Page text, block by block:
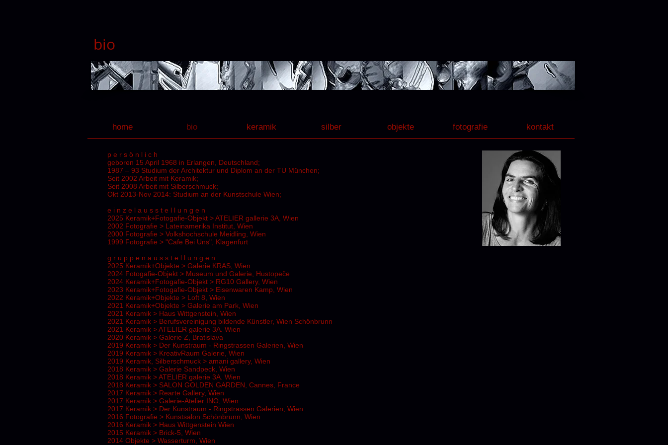
bio
p e r s ö n l i c h
geboren 15 April 1968 in Erlangen, Deutschland;
1987 – 93 Studium der Architektur und Diplom an der TU München;
Seit 2002 Arbeit mit Keramik;
Seit 2008 Arbeit mit Silberschmuck;
Okt 2013-Nov 2014: Studium an der Kunstschule Wien;
e i n z e l a u s s t e l l u n g e n
2025 Keramik+Fotogafie-Objekt > ATELIER gallerie 3A, Wien
2002 Fotografie > Lateinamerika Institut, Wien
2000 Fotografie > Volkshochschule Meidling, Wien
1999 Fotografie > "Cafe Bei Uns", Klagenfurt
g r u p p e n a u s s t e l l u n g e n
2025 Keramik+Objekte > Galerie KRAS, Wien
2024 Fotogafie-Objekt > Museum und Galerie, Hustopeče
2024 Keramik+Fotogafie-Objekt > RG10 Gallery, Wien
2023 Keramik+Fotogafie-Objekt > Eisenwaren Kamp, Wien
2022 Keramik+Objekte > Loft 8, Wien
2021 Keramik+Objekte > Galerie am Park, Wien
2021 Keramik > Haus Wittgenstein, Wien
2021 Keramik > Berufsvereinigung bildende Künstler, Wien Schönbrunn
2021 Keramik > ATELIER galerie 3A. Wien
2020 Keramik > Galerie Z, Bratislava
2019 Keramik > Der Kunstraum - Ringstrassen Galerien, Wien
2019 Keramik > KreativRaum Galerie, Wien
2019 Keramik, Silberschmuck > amani gallery, Wien
2018 Keramik > Galerie Sandpeck, Wien
2018 Keramik > ATELIER galerie 3A. Wien
2018 Keramik > SALON GOLDEN GARDEN, Cannes, France
2017 Keramik > Rearte Gallery, Wien
2017 Keramik > Galerie-Atelier INO, Wien
2017 Keramik > Der Kunstraum - Ringstrassen Galerien, Wien
2016 Fotografie > Kunstsalon Schönbrunn, Wien
2016 Keramik > Haus Wittgenstein Wien
2015 Keramik > Brick-5, Wien
2014 Objekte > Wasserturm, Wien
home bio keramik silber objekte fotografie kontakt